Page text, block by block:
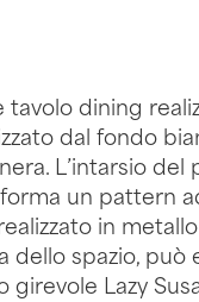
dining
dal fondo
L’intarsio del
un pattern
in
spazio, può
Lazy